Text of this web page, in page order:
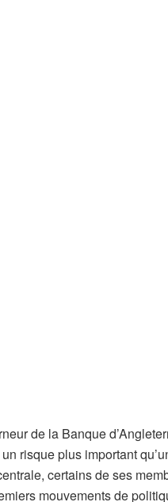
de la Banque
risque plus important
certains de ses
mouvements de